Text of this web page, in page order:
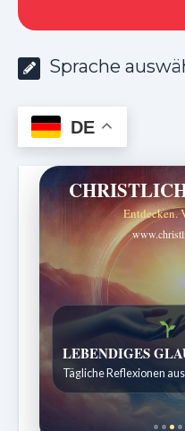
Sprache
DE
Entdecken.
Bibelgeschichten
Kindergeschichten für 7